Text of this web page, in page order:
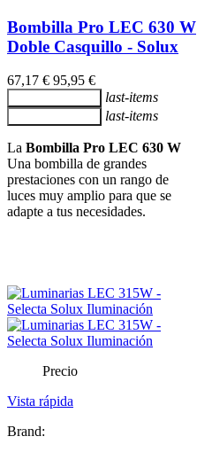
Bombilla Pro LEC 630 W
Doble Casquillo - Solux
67,17 € 95,95 €
last-items
last-items
La Bombilla Pro LEC 630 W
Una bombilla de grandes
prestaciones con un rango de
luces muy amplio para que se
adapte a tus necesidades.
Precio
Vista rápida
Brand: